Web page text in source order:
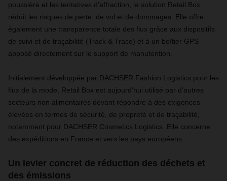
poussière et les tentatives d’effraction, la solution Retail Box
réduit les risques de perte, de vol et de dommages. Elle offre
également une transparence totale des flux grâce aux dispositifs
de suivi et de traçabilité (Track & Trace) et à un boîtier GPS
apposé directement sur le support de manutention.
Initialement développée par DACHSER Fashion Logistics pour les
flux de la mode, Retail Box est aujourd’hui utilisé par d’autres
secteurs non alimentaires devant répondre à des exigences
élevées en termes de sécurité, de propreté et de traçabilité,
notamment pour DACHSER Cosmetics Logistics. Elle concerne
des expéditions en France et vers les pays européens.
Un levier concret de réduction des déchets et
des émissions